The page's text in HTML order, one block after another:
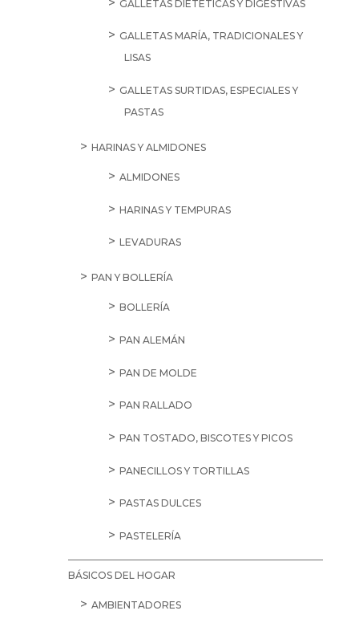
GALLETAS DIETÉTICAS Y DIGESTIVAS
GALLETAS MARÍA, TRADICIONALES Y
LISAS
GALLETAS SURTIDAS, ESPECIALES Y
PASTAS
HARINAS Y ALMIDONES
ALMIDONES
HARINAS Y TEMPURAS
LEVADURAS
PAN Y BOLLERÍA
BOLLERÍA
PAN ALEMÁN
PAN DE MOLDE
PAN RALLADO
PAN TOSTADO, BISCOTES Y PICOS
PANECILLOS Y TORTILLAS
PASTAS DULCES
PASTELERÍA
BÁSICOS DEL HOGAR
AMBIENTADORES